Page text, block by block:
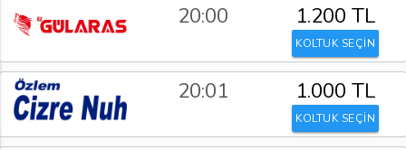
20:00 1.200 TL
KOLTUK SEÇİN
20:01 1.000 TL
KOLTUK SEÇİN